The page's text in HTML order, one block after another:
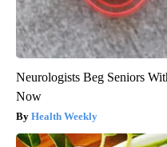
Neurologists Beg Seniors
Now
Health Weekly